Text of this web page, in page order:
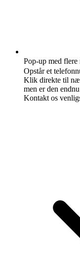
Pop-up med flere
Opstår et
Klik direkte til
men er den
Kontakt os